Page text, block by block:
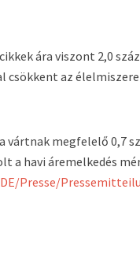
ára viszont 2,0
csökkent az
vártnak megfelelő 0,7
a havi áremelkedés
Presse/